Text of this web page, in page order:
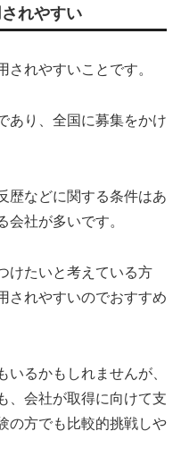
れやすい
れやすいことです。
あり、全国に募集をかけ
歴などに関する条件はあ
会社が多いです。
けたいと考えている方
されやすいのでおすすめ
るかもしれませんが、
、会社が取得に向けて支
の方でも比較的挑戦しや